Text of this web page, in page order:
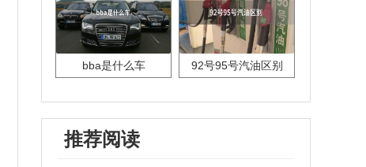
bba是什么车 92号95号汽油区别
推荐阅读